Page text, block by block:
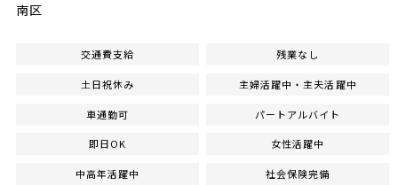
南区
交通費支給 残業なし
土日祝休み 主婦活躍中・主夫活躍中
車通勤可 パートアルバイト
即日OK 女性活躍中
中高年活躍中 社会保険完備